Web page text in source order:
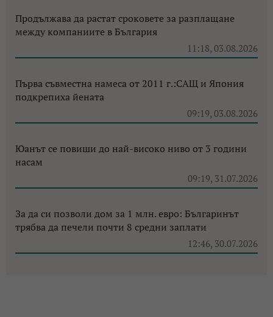
Продължава да растат сроковете за разплащане
между компаниите в България
11:18, 03.08.2026
Първа съвместна намеса от 2011 г.:САЩ и Япония
подкрепиха йената
09:19, 03.08.2026
Юанът се повиши до най-високо ниво от 3 години
насам
09:19, 31.07.2026
За да си позволи дом за 1 млн. евро: Българинът
трябва да печели почти 8 средни заплати
12:46, 30.07.2026